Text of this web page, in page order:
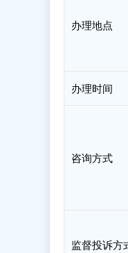
办理地点
办理时间
咨询方式
监督投诉方